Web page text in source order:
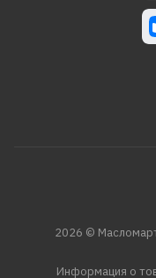
2026 ©
Информация о